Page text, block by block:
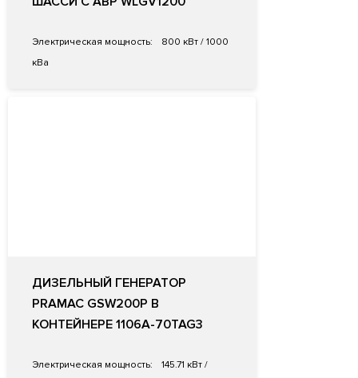
Электрическая мощность:
800 кВт / 1000
кВа
ДИЗЕЛЬНЫЙ ГЕНЕРАТОР
PRAMAC GSW200P В
КОНТЕЙНЕРЕ 1106A-70TAG3
Электрическая мощность:
145.71 кВт /